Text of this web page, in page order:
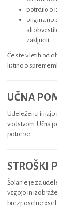
potrdilo o
originalno
ali
zaključili.
Če ste v letih od
listino o
UČNA
Udeleženci imajo
vodstvom. Učna
potrebe.
STROŠKI
Šolanje je za
vzgojo in
brezposelne